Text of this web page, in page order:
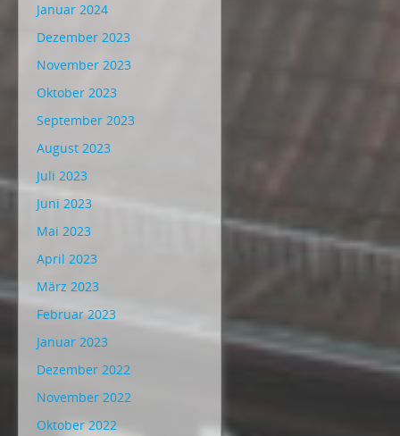
Januar 2024
Dezember 2023
November 2023
Oktober 2023
September 2023
August 2023
Juli 2023
Juni 2023
Mai 2023
April 2023
März 2023
Februar 2023
Januar 2023
Dezember 2022
November 2022
Oktober 2022